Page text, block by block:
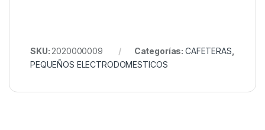
SKU: 2020000009 Categorías: CAFETERAS
PEQUEÑOS ELECTRODOMESTICOS